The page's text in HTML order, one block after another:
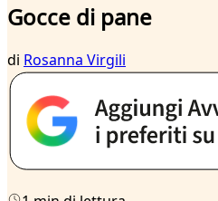
Gocce di pane
di Rosanna Virgili